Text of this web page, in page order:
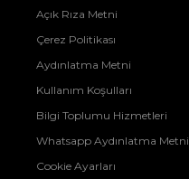
Açık Rıza Metni
Çerez Politikası
Aydınlatma Metni
Kullanım Koşulları
Bilgi Toplumu Hizmetleri
Whatsapp Aydınlatma Metni
Cookie Ayarları